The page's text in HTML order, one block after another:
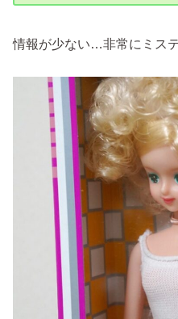
情報が少ない…非常にミス